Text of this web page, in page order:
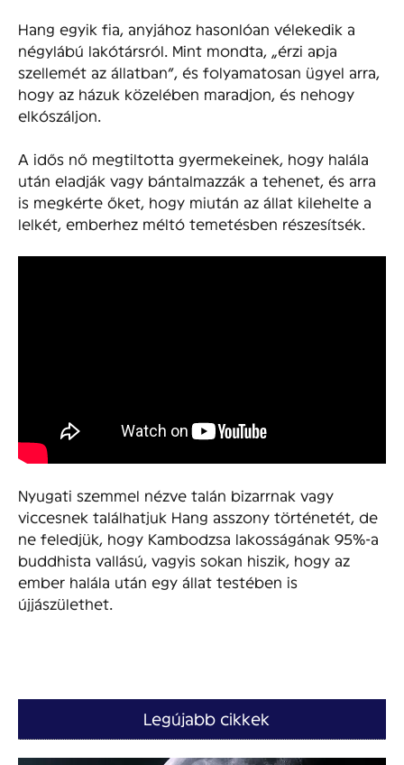
Hang egyik fia, anyjához hasonlóan vélekedik a
négylábú lakótársról. Mint mondta, „érzi apja
szellemét az állatban”, és folyamatosan ügyel arra,
hogy az házuk közelében maradjon, és nehogy
elkószáljon.
A idős nő megtiltotta gyermekeinek, hogy halála
után eladják vagy bántalmazzák a tehenet, és arra
is megkérte őket, hogy miután az állat kilehelte a
lelkét, emberhez méltó temetésben részesítsék.
Nyugati szemmel nézve talán bizarrnak vagy
viccesnek találhatjuk Hang asszony történetét, de
ne feledjük, hogy Kambodzsa lakosságának 95%-a
buddhista vallású, vagyis sokan hiszik, hogy az
ember halála után egy állat testében is
újjászülethet.
Legújabb cikkek